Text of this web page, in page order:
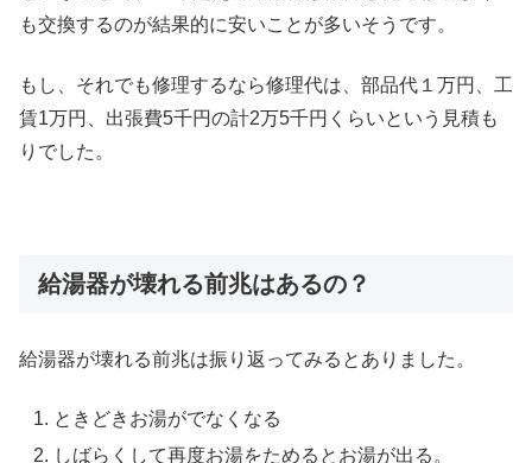
も交換するのが結果的に安いことが多いそうです。
もし、それでも修理するなら修理代は、部品代１万円、工
賃1万円、出張費5千円の計2万5千円くらいという見積も
りでした。
給湯器が壊れる前兆はあるの？
給湯器が壊れる前兆は振り返ってみるとありました。
ときどきお湯がでなくなる
しばらくして再度お湯をためるとお湯が出る。